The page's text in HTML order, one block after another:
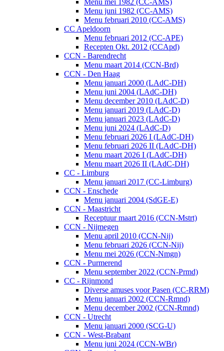
Menu mei 1982 (CC-AMS)
Menu juni 1982 (CC-AMS)
Menu februari 2010 (CC-AMS)
CC Apeldoorn
Menu februari 2012 (CC-APE)
Recepten Okt. 2012 (CCApd)
CCN - Barendrecht
Menu maart 2014 (CCN-Brd)
CCN - Den Haag
Menu januari 2000 (LAdC-DH)
Menu juni 2004 (LAdC-DH)
Menu december 2010 (LAdC-D)
Menu januari 2019 (LAdC-D)
Menu januari 2023 (LAdC-D)
Menu juni 2024 (LAdC-D)
Menu februari 2026 I (LAdC-DH)
Menu februari 2026 II (LAdC-DH)
Menu maart 2026 I (LAdC-DH)
Menu maart 2026 II (LAdC-DH)
CC - Limburg
Menu januari 2017 (CC-Limburg)
CCN - Enschede
Menu januari 2004 (SdGE-E)
CCN - Maastricht
Receptuur maart 2016 (CCN-Mstrt)
CCN - Nijmegen
Menu april 2010 (CCN-Nij)
Menu februari 2026 (CCN-Nij)
Menu mei 2026 (CCN-Nmgn)
CCN - Purmerend
Menu september 2022 (CCN-Prmd)
CC - Rijnmond
Diverse amuses voor Pasen (CC-RRM)
Menu januari 2002 (CCN-Rmnd)
Menu december 2002 (CCN-Rmnd)
CCN - Utrecht
Menu januari 2000 (SCG-U)
CCN - West-Brabant
Menu juni 2024 (CCN-WBr)